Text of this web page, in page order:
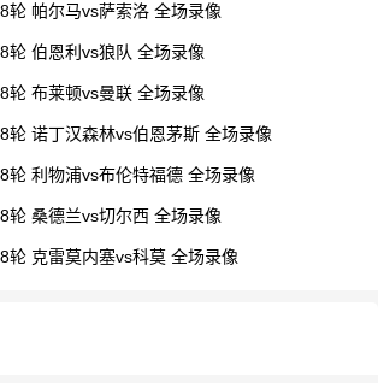
轮 帕尔马vs萨索洛 全场录像
轮 伯恩利vs狼队 全场录像
轮 布莱顿vs曼联 全场录像
轮 诺丁汉森林vs伯恩茅斯 全场录像
轮 利物浦vs布伦特福德 全场录像
轮 桑德兰vs切尔西 全场录像
轮 克雷莫内塞vs科莫 全场录像